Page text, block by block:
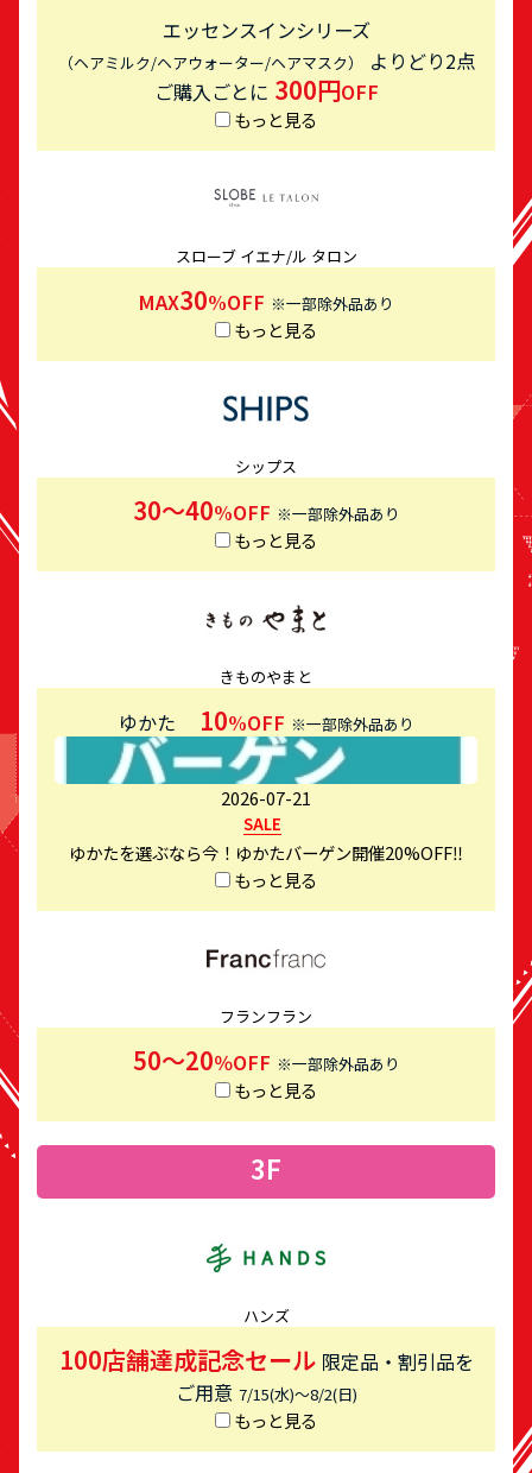
エッセンスインシリーズ
（ヘアミルク/ヘアウォーター/ヘアマスク）
よりどり2点
ご購入ごとに 300円OFF
もっと見る
スローブ イエナ/ル タロン
MAX30%OFF ※一部除外品あり
もっと見る
シップス
30～40%OFF ※一部除外品あり
もっと見る
きものやまと
ゆかた 10%OFF ※一部除外品あり
2026-07-21
SALE
ゆかたを選ぶなら今！ゆかたバーゲン開催20%OFF‼
もっと見る
フランフラン
50～20％OFF ※一部除外品あり
もっと見る
3F
ハンズ
100店舗達成記念セール 限定品・割引品を
ご用意 7/15(水)～8/2(日)
もっと見る